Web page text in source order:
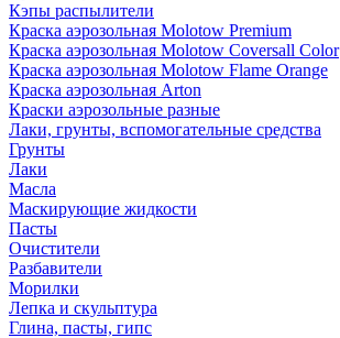
Кэпы распылители
Краска аэрозольная Molotow Premium
Краска аэрозольная Molotow Coversall Color
Краска аэрозольная Molotow Flame Orange
Краска аэрозольная Arton
Краски аэрозольные разные
Лаки, грунты, вспомогательные средства
Грунты
Лаки
Масла
Маскирующие жидкости
Пасты
Очистители
Разбавители
Морилки
Лепка и скульптура
Глина, пасты, гипс